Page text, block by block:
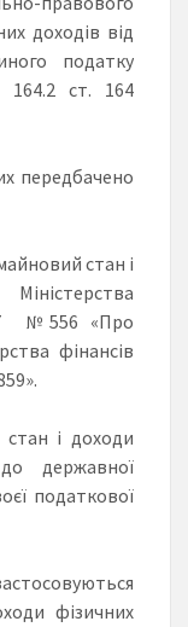
доходів від
податку
164.2 ст. 164
передбачено
стан і
№556 «Про
фінансів
і доходи
державної
податкової
фізичних